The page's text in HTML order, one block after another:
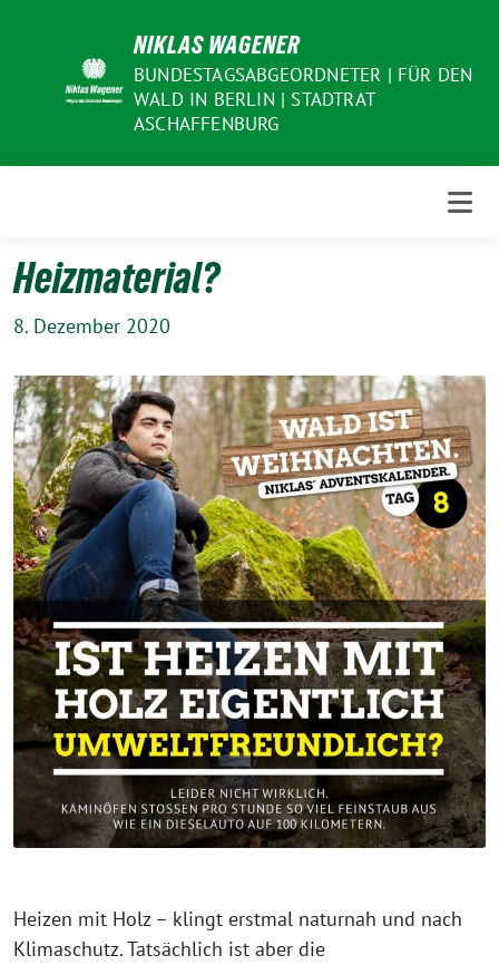
NIKLAS WAGENER
BUNDESTAGSABGEORDNETER | FÜR DEN
WALD IN BERLIN | STADTRAT
ASCHAFFENBURG
Heizmaterial?
8. Dezember 2020
Heizen mit Holz – klingt erstmal naturnah und nach
Klimaschutz. Tatsächlich ist aber die